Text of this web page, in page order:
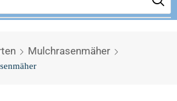
Mulchrasenmäher